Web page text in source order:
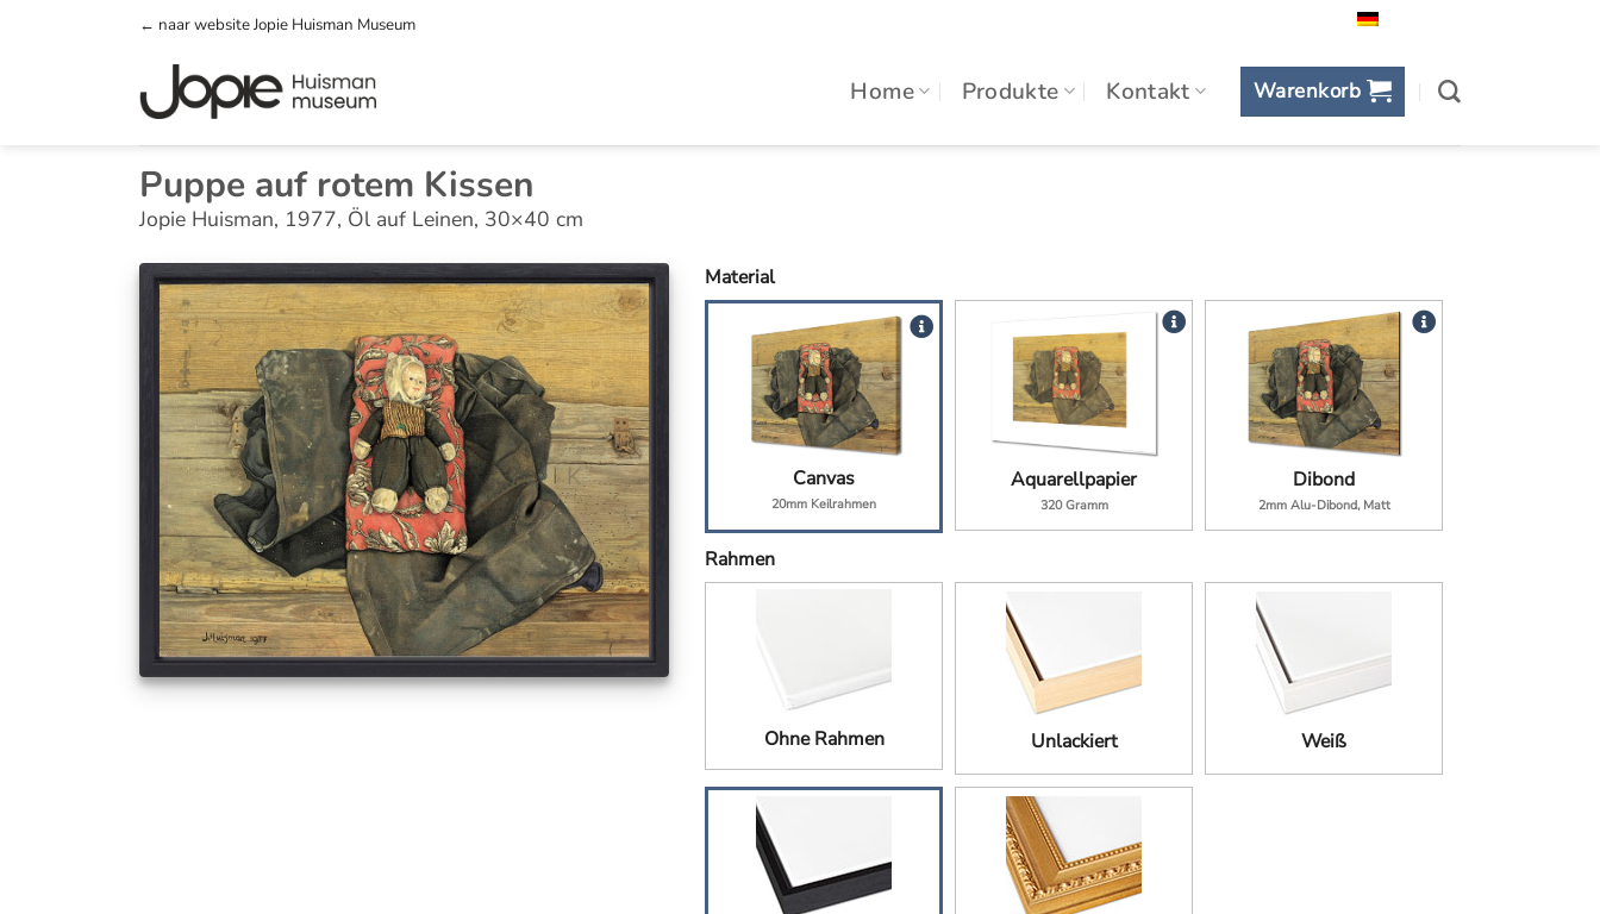
← naar website Jopie Huisman Museum
Home Produkte Kontakt Warenkorb
Puppe auf rotem Kissen
Jopie Huisman, 1977, Öl auf Leinen, 30×40 cm
Material
Canvas
20mm Keilrahmen
Aquarellpapier
320 Gramm
Dibond
2mm Alu-Dibond, Matt
Rahmen
Ohne Rahmen Unlackiert Weiß